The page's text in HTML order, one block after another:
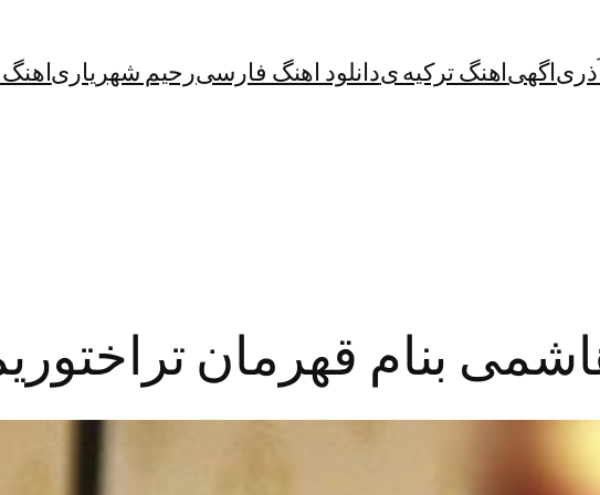
اگهیاهنگ ترکیه یدانلود اهنگ فارسیرحیم شهریاری
بنام قهرمان